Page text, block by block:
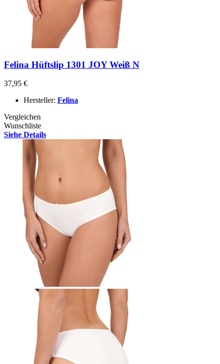
Felina Hüftslip 1301 JOY Weiß N
37,95 €
Hersteller: Felina
Vergleichen
Wunschliste
Siehe Details